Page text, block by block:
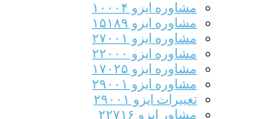
مشاوره ایزو ۱۰۰۰۴
مشاوره ایزو ۱۵۱۸۹
مشاوره ایزو ۲۷۰۰۱
مشاوره ایزو ۲۲۰۰۰
مشاوره ایزو ۱۷۰۲۵
مشاوره ایزو ۲۹۰۰۱
تغییرات ایزو ۲۹۰۰۱
مشاور ایزو ۲۲۷۱۶